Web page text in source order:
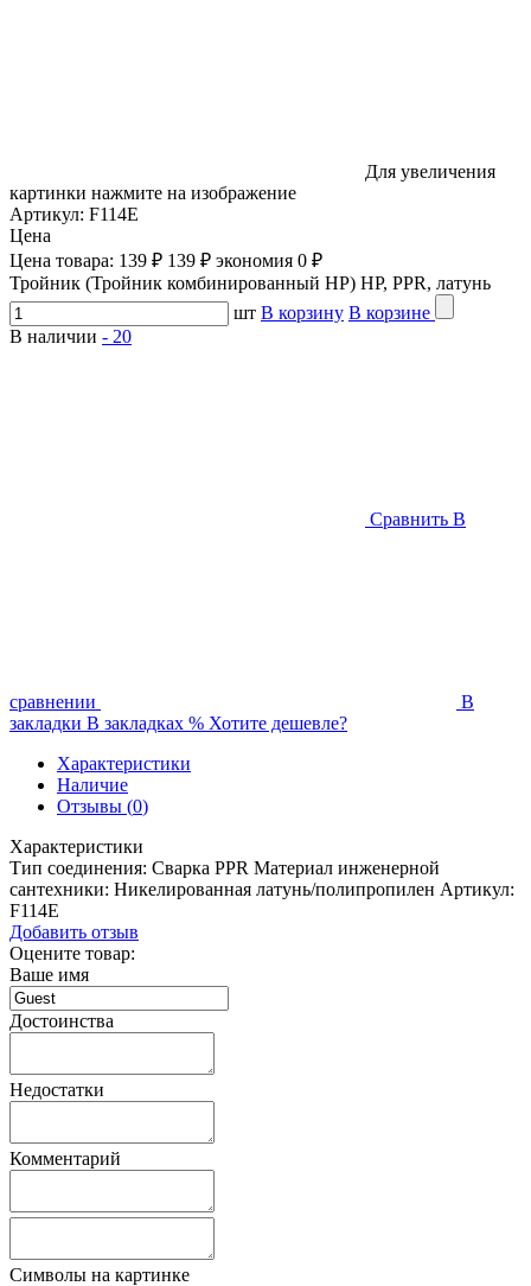
Для увеличения
картинки нажмите на изображение
Артикул: F114E
Цена
Цена товара: 139 ₽ 139 ₽ экономия 0 ₽
Тройник (Тройник комбинированный НР) НР, PPR, латунь
шт В корзину В корзине
В наличии - 20
Сравнить В
сравнении
В
закладки В закладках % Хотите дешевле?
Характеристики
Наличие
Отзывы (0)
Характеристики
Тип соединения: Сварка PPR Материал инженерной
сантехники: Никелированная латунь/полипропилен Артикул:
F114E
Добавить отзыв
Оцените товар:
Ваше имя
Достоинства
Недостатки
Комментарий
Символы на картинке